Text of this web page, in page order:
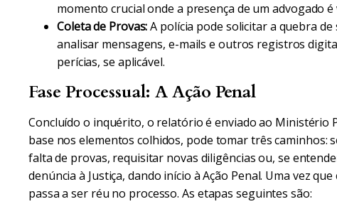
momento crucial onde a presença de um advogado é
Coleta de Provas:A polícia pode solicitar a quebra
analisar mensagens, e-mails e outros registros
perícias, se aplicável.
Fase Processual: A Ação Penal
Concluído o inquérito, o relatório é enviado ao Ministério
base nos elementos colhidos, pode tomar três
falta de provas, requisitar novas diligências ou, se
denúncia à Justiça, dando início à Ação Penal. Uma vez
passa a ser réu no processo. As etapas seguintes são: